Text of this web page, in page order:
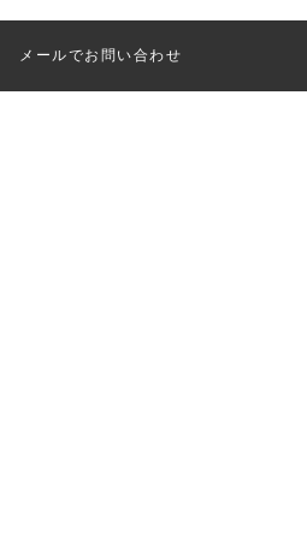
メールでお問い合わせ